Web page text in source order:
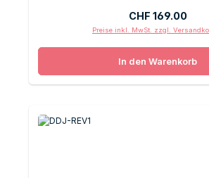
Regulärer Preis:
CHF 169.00
Preise inkl. MwSt. zzgl.
In den Warenkorb